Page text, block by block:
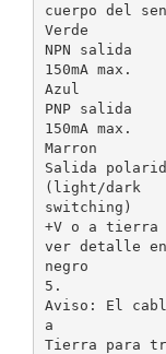
cuerpo del
Verde
NPN salida
150mA max.
Azul
PNP salida
150mA max.
Marron
Salida
(light/dark
switching)
+V o a tierra
ver detalle en
negro
5.
Aviso: El
a
Tierra para